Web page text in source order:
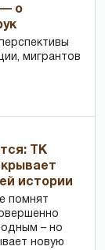
— о
мигрантов
ТК
истории
помнят
– но
новую